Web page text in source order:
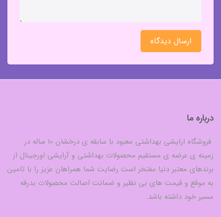
ارسال دیدگاه
درباره ما
فروشگاه ارایشی بهداشتی معبود با سابقه ی درخشان 10 ساله در
زمینه ی عرضه ی مستقیم محصولات بهداشتی و آرایشی اورجینال از
برندهای معتبر دنیا مفتخر است رضایت شما همراهان عزیز را با تامین
به موقع و قیمت های بی نظیر و ضمانت اصالت محصولات بدرقه
مسیر خود داشته باشد.